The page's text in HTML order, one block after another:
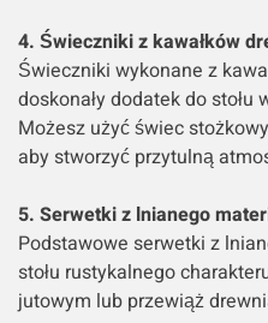
4. Świeczniki z kawałków
Świeczniki wykonane z
doskonały dodatek do stołu
Możesz użyć świec
aby stworzyć przytulną
5. Serwetki z lnianego
Podstawowe serwetki z
stołu rustykalnego
jutowym lub przewiąż